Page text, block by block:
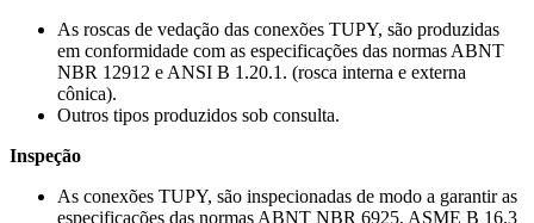
As roscas de vedação das conexões TUPY, são produzidas
em conformidade com as especificações das normas ABNT
NBR 12912 e ANSI B 1.20.1. (rosca interna e externa
cônica).
Outros tipos produzidos sob consulta.
Inspeção
As conexões TUPY, são inspecionadas de modo a garantir as
especificações das normas ABNT NBR 6925, ASME B 16.3